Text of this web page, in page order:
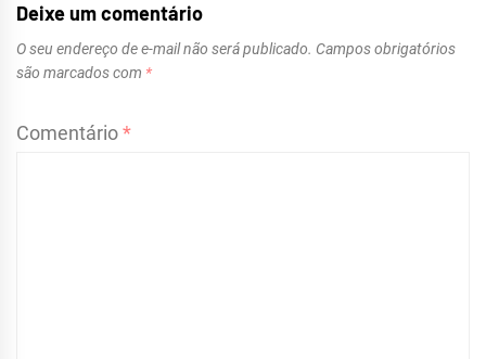
Deixe um comentário
O seu endereço de e-mail não será publicado. Campos obrigatórios
são marcados com *
Comentário*